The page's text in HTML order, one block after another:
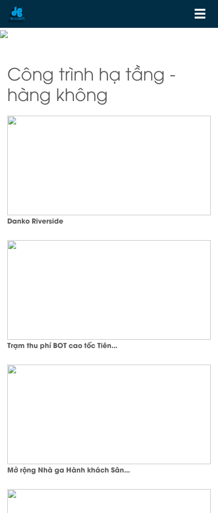
Công trình hạ tầng -
hàng không
Danko Riverside
Trạm thu phí BOT cao tốc Tiên...
Mở rộng Nhà ga Hành khách Sân...